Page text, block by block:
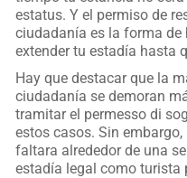
estatus. Y el permiso de
ciudadanía es la forma de
extender tu estadía hasta
Hay que destacar que la
ciudadanía se demoran
tramitar el permesso di
estos casos. Sin
faltara alrededor de una
estadía legal como turista